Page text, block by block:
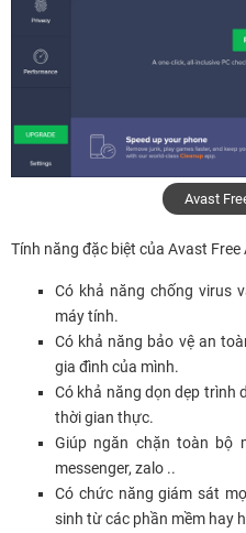
Avast
Tính năng đặc biệt của Avast Free
Có khả năng chống virus
máy tính.
Có khả năng bảo vệ an
gia đình của mình.
Có khả năng dọn dẹp trình
thời gian thực.
Giúp ngăn chặn toàn bộ
messenger, zalo ..
Có chức năng giám sát
sinh từ các phần mềm hay